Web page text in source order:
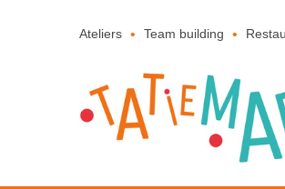
Ateliers Team building